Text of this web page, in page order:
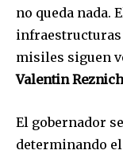
no queda nada.
infraestructuras
misiles siguen
Valentin
El gobernador
determinando